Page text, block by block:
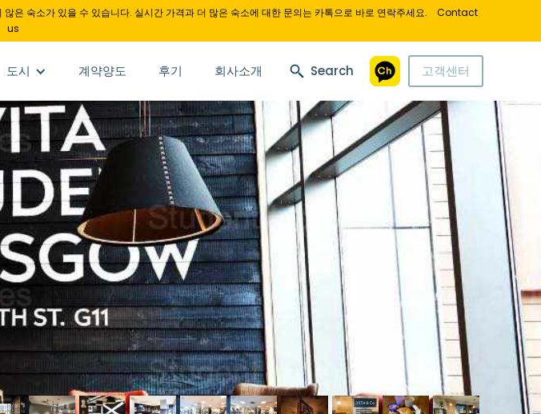
은 숙소가 있을 수 있습니다. 실시간 가격과 더 많은 숙소에 대한 문의는 카톡으로 바로 연락주세요.
Contact
us
도시 계약양도 후기 회사소개 Search 고객센터